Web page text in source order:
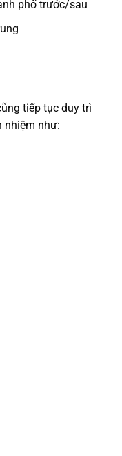
phố trước/sau
tiếp tục duy trì
nhiệm như: